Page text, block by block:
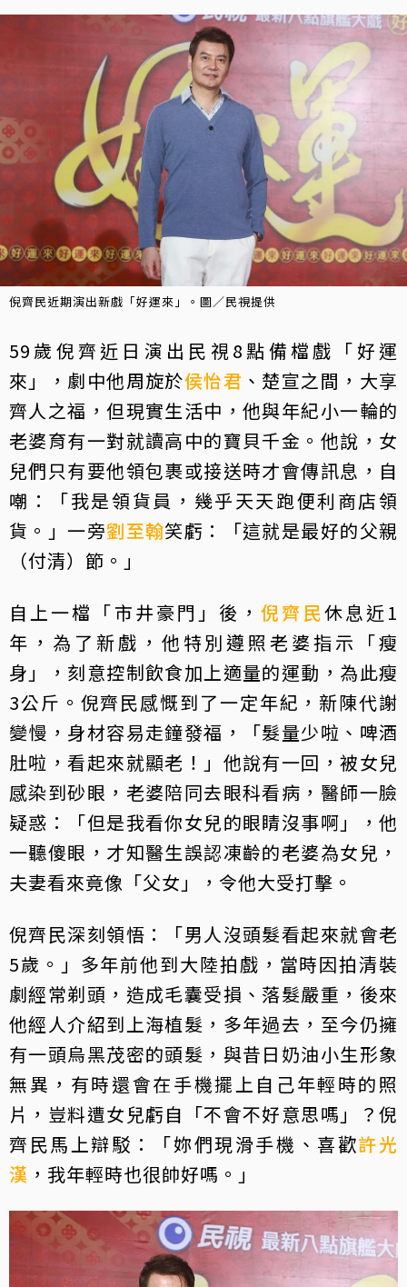
倪齊民近期演出新戲「好運來」。圖／民視提供
59歲倪齊近日演出民視8點備檔戲「好運
來」，劇中他周旋於侯怡君 、楚宣之間，大享
齊人之福，但現實生活中，他與年紀小一輪的
老婆育有一對就讀高中的寶貝千金。他說，女
兒們只有要他領包裹或接送時才會傳訊息，自
嘲：「我是領貨員，幾乎天天跑便利商店領
貨。」一旁劉至翰笑虧：「這就是最好的父親
（付清）節。」
自上一檔「市井豪門」後，倪齊民休息近1
年，為了新戲，他特別遵照老婆指示「瘦
身」，刻意控制飲食加上適量的運動，為此瘦
3公斤。倪齊民感慨到了一定年紀，新陳代謝
變慢，身材容易走鐘發福，「髮量少啦、啤酒
肚啦，看起來就顯老！」他說有一回，被女兒
感染到砂眼，老婆陪同去眼科看病，醫師一臉
疑惑：「但是我看你女兒的眼睛沒事啊」，他
一聽傻眼，才知醫生誤認凍齡的老婆為女兒，
夫妻看來竟像「父女」，令他大受打擊。
倪齊民深刻領悟：「男人沒頭髮看起來就會老
5歲。」多年前他到大陸拍戲，當時因拍清裝
劇經常剃頭，造成毛囊受損、落髮嚴重，後來
他經人介紹到上海植髮，多年過去，至今仍擁
有一頭烏黑茂密的頭髮，與昔日奶油小生形象
無異，有時還會在手機擺上自己年輕時的照
片，豈料遭女兒虧自「不會不好意思嗎」？倪
齊民馬上辯駁：「妳們現滑手機、喜歡許光
漢 ，我年輕時也很帥好嗎。」